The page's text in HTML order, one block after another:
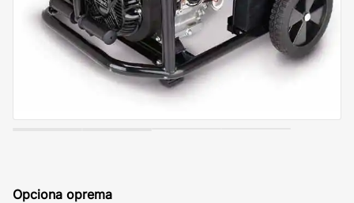
Opciona oprema